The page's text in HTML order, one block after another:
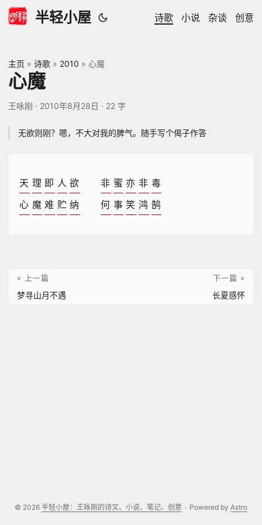
半轻小屋 诗歌 小说 杂谈 创意
主页 » 诗歌 » 2010 » 心魔
心魔
王咏刚 · 2010年8月28日 · 22 字
无欲则刚？嗯，不大对我的脾气。随手写个偈子作答
天 理 即 人 欲 非 蜜 亦 非 毒
心 魔 难 贮 纳 何 事 笑 鸿 鹄
« 上一篇
梦寻山月不遇
下一篇 »
长夏感怀
© 2026 半轻小屋：王咏刚的诗文、小说、笔记、创意 · Powered by Astro